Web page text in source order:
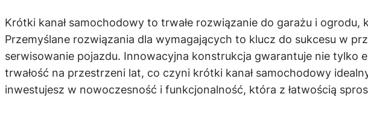
Krótki kanał samochodowy to trwałe rozwiązanie do garażu i
Przemyślane rozwiązania dla wymagających to klucz do sukcesu w
serwisowanie pojazdu. Innowacyjna konstrukcja gwarantuje nie tylko
trwałość na przestrzeni lat, co czyni krótki kanał samochodowy
inwestujesz w nowoczesność i funkcjonalność, która z łatwością